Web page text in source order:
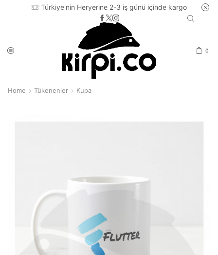
Türkiye'nin Heryerine 2-3 iş günü içinde kargo
0
Home Tükenenler Kupa